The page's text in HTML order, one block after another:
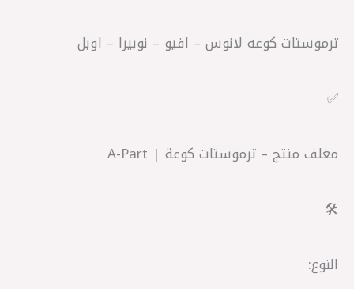
ترموستات كوعه لانوس – افيو – نوبيرا – اوبل
✅
مغلف منتج – ترموستات كوعة | A-Part
🛠️
النوع: